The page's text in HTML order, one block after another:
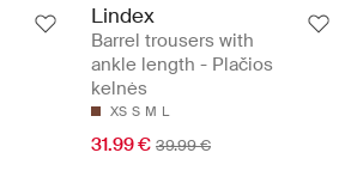
Lindex
Barrel trousers with
ankle length - Plačios
kelnės
XS S M L
31.99 € 39.99 €